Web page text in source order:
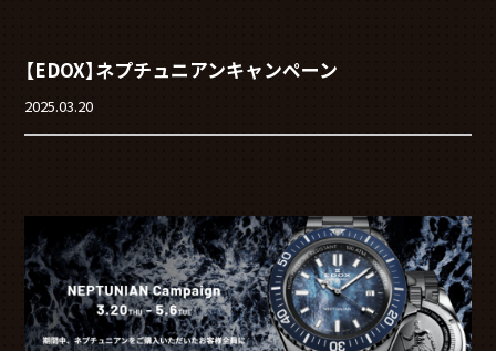
【EDOX】ネプチュニアンキャンペーン
2025.03.20